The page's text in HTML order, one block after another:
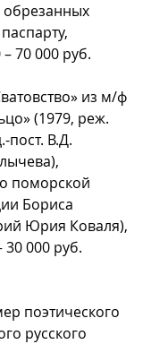
обрезанных
– 70 000 руб.
из м/ф
(1979, реж.
пост. В.Д.
поморской
Бориса
Юрия Коваля),
30 000 руб.
поэтического
русского